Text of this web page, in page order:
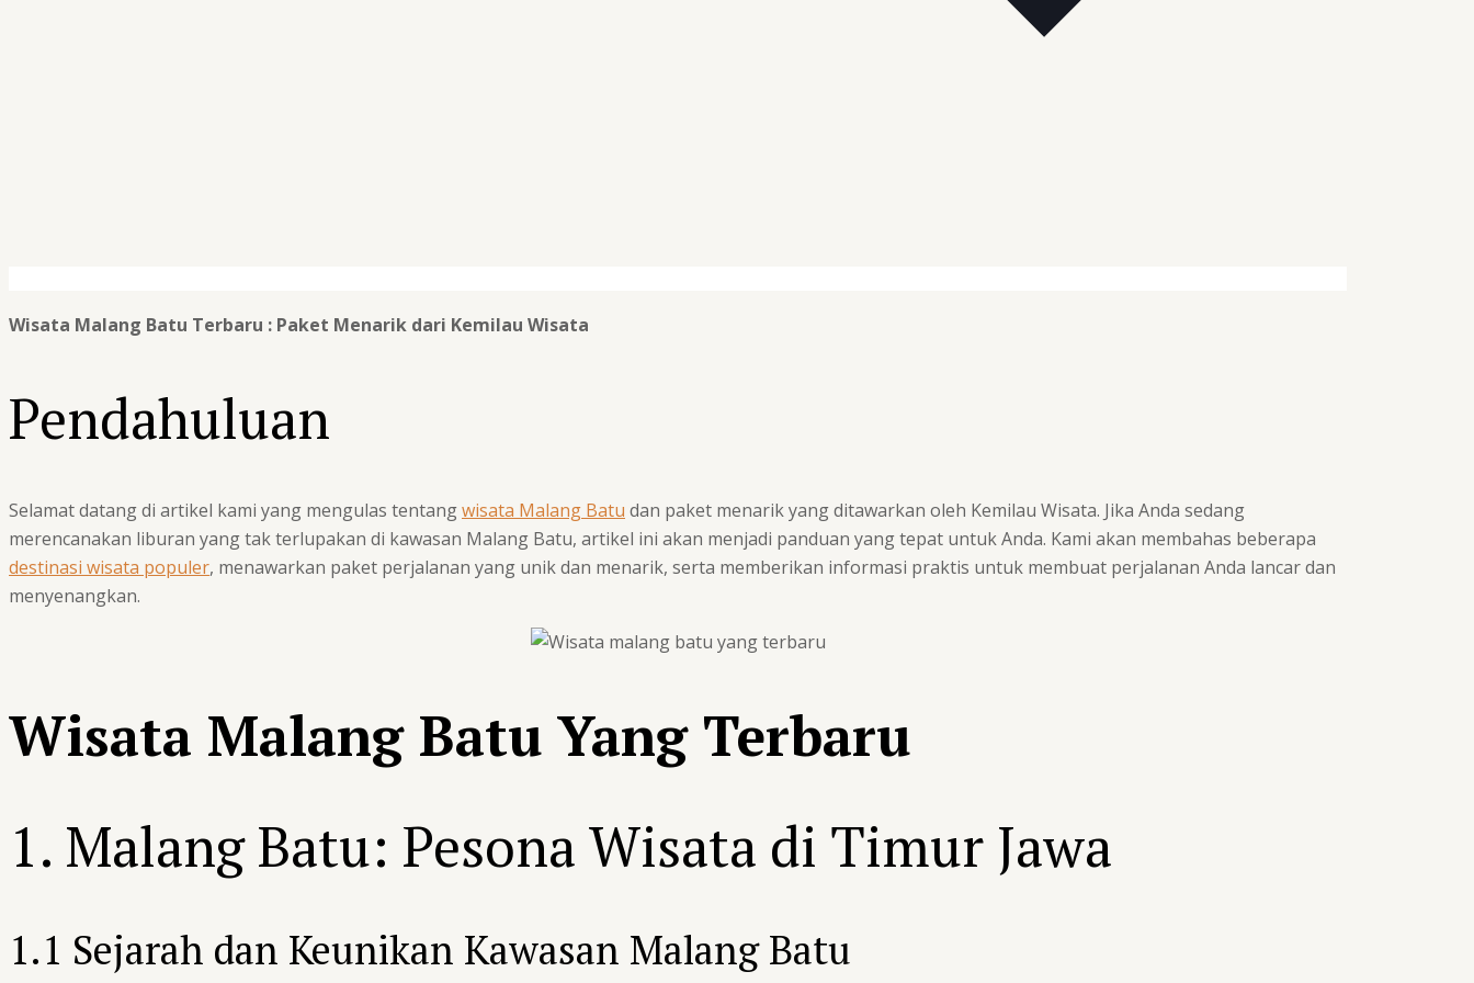
Wisata Malang Batu Terbaru : Paket Menarik dari Kemilau Wisata
Pendahuluan
Selamat datang di artikel kami yang mengulas tentangwisata Malang Batu dan paket menarik yang ditawarkan oleh Kemilau Wisata. Jika Anda sedang
merencanakan liburan yang tak terlupakan di kawasan Malang Batu, artikel ini akan menjadi panduan yang tepat untuk Anda. Kami akan membahas beberapa
destinasi wisata populer, menawarkan paket perjalanan yang unik dan menarik, serta memberikan informasi praktis untuk membuat perjalanan Anda lancar dan
menyenangkan.
Wisata Malang Batu Yang Terbaru
1. Malang Batu: Pesona Wisata di Timur Jawa
1.1 Sejarah dan Keunikan Kawasan Malang Batu